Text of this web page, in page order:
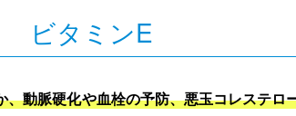
ビタミンE
、動脈硬化や血栓の予防、悪玉コレステロ